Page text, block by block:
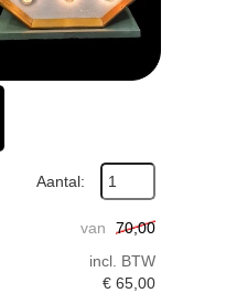
Aantal:
70,00
van
incl. BTW
€ 65,00